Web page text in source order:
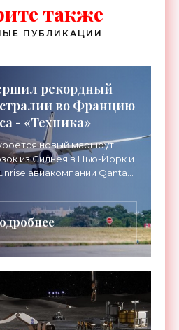
также
ПУБЛИКАЦИИ
рекордный
во Францию
- «Техника»
новый маршрут
из Сиднея в Нью-Йорк и
авиакомпании Qantas
до 24